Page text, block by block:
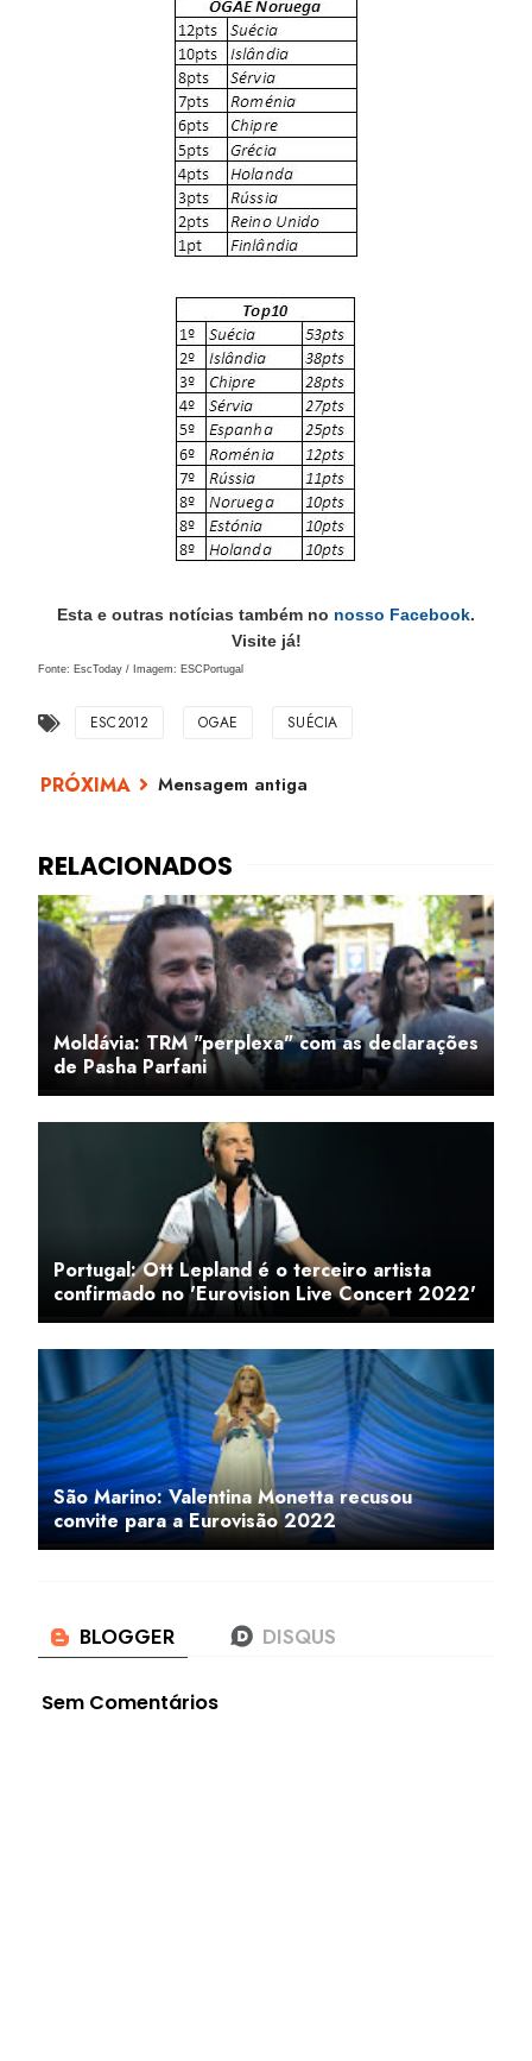
Esta e outras notícias também no nosso Facebook.
Visite já!
Fonte: EscToday / Imagem: ESCPortugal
ESC2012 OGAE SUÉCIA
Mensagem antiga
Moldávia: TRM "perplexa" com as declarações
de Pasha Parfani
Portugal: Ott Lepland é o terceiro artista
confirmado no 'Eurovision Live Concert 2022'
São Marino: Valentina Monetta recusou
convite para a Eurovisão 2022
Sem Comentários